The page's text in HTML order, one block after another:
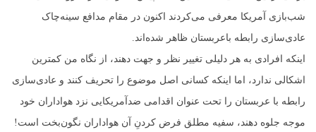
شب‌بازی آمریکا معرفی می‌کردند اکنون در مقام مدافع سینه‌چاک
عادی‌سازی رابطه باعربستان ظاهر شده‌اند.
اینکه افرادی به هر دلیلی تغییر نظر و جهت دهند، از نگاه من کمترین
اشکالی ندارد، اما اینکه کسانی اصل موضوع را تحریف کنند و عادی‌سازی
رابطه با عربستان را تحت عنوان اقدامی ضدآمریکایی نزد هواداران خود
موجه جلوه دهند، سفیه مطلق فرض کردنِ آن هواداران نگون‌بخت است!